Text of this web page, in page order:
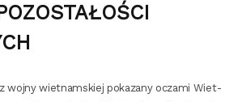
woj­ny wiet­nam­skiej poka­za­ny ocza­mi Wiet­